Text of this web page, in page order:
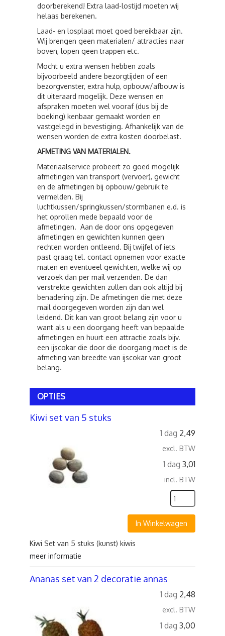
doorberekend! Extra laad-lostijd moeten wij
helaas berekenen.
Laad- en losplaat moet goed bereikbaar zijn.
Wij brengen geen materialen/ attracties naar
boven, lopen geen trappen etc.
Mocht u extra wensen hebben zoals
bijvoorbeeld andere bezorgtijden of een
bezorgvenster, extra hulp, opbouw/afbouw is
dit uiteraard mogelijk. Deze wensen en
afspraken moeten wel vooraf (dus bij de
boeking) kenbaar gemaakt worden en
vastgelegd in bevestiging. Afhankelijk van de
wensen worden de extra kosten doorbelast.
AFMETING VAN MATERIALEN.
Materiaalservice probeert zo goed mogelijk
afmetingen van transport (vervoer), gewicht
en de afmetingen bij opbouw/gebruik te
vermelden. Bij
luchtkussen/springkussen/stormbanen e.d. is
het oprollen mede bepaald voor de
afmetingen. Aan de door ons opgegeven
afmetingen en gewichten kunnen geen
rechten worden ontleend. Bij twijfel of iets
past graag tel. contact opnemen voor exacte
maten en eventueel gewichten, welke wij op
verzoek dan per mail verzenden. De dan
verstrekte gewichten zullen dan ook altijd bij
benadering zijn. De afmetingen die met deze
mail doorgegeven worden zijn dan wel
leidend. Dit kan van groot belang zijn voor u
want als u een doorgang heeft van bepaalde
afmetingen en huurt een attractie zoals bijv.
een ijscokar die door die doorgang moet is de
afmeting van breedte van ijscokar van groot
belang.
OPTIES
Kiwi set van 5 stuks
1 dag 2,49
excl. BTW
1 dag 3,01
incl. BTW
In Winkelwagen
Kiwi Set van 5 stuks (kunst) kiwis
meer informatie
Ananas set van 2 decoratie annas
1 dag 2,48
excl. BTW
1 dag 3,00